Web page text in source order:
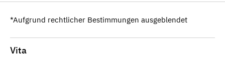
*Aufgrund rechtlicher Bestimmungen ausgeblendet
Vita